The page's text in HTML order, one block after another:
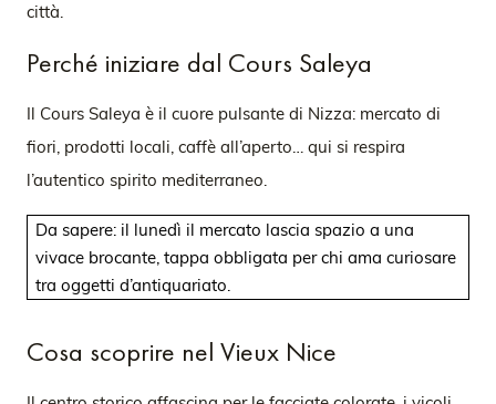
città.
Perché iniziare dal Cours Saleya
Il Cours Saleya è il cuore pulsante di Nizza: mercato di
fiori, prodotti locali, caffè all’aperto… qui si respira
l’autentico spirito mediterraneo.
Da sapere: il lunedì il mercato lascia spazio a una
vivace brocante, tappa obbligata per chi ama curiosare
tra oggetti d’antiquariato.
Cosa scoprire nel Vieux Nice